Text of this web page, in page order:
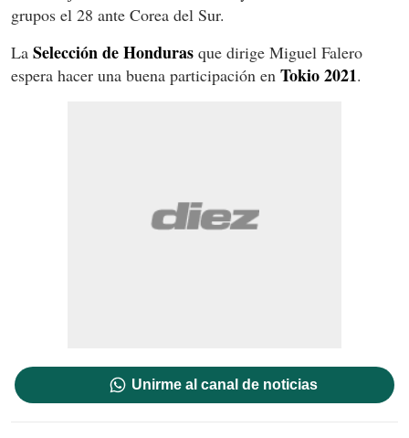
grupos el 28 ante Corea del Sur.
La Selección de Honduras que dirige Miguel Falero
espera hacer una buena participación en Tokio 2021.
Unirme al canal de noticias